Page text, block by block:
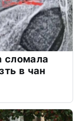
сломала
в чан